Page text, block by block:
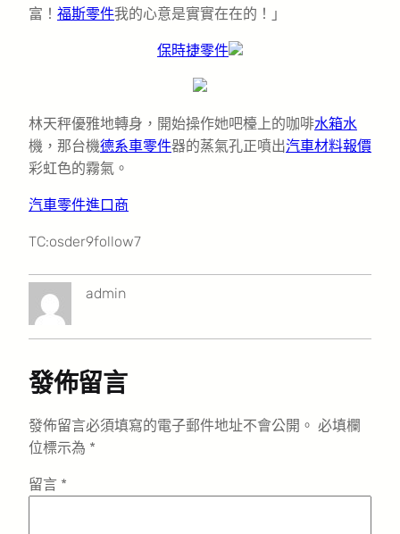
富！ 福斯零件我的心意是實實在在的！」
保時捷零件
林天秤優雅地轉身，開始操作她吧檯上的咖啡水箱水
機，那台機德系車零件器的蒸氣孔正噴出汽車材料報價
彩虹色的霧氣。
汽車零件進口商
TC:osder9follow7
admin
發佈留言
發佈留言必須填寫的電子郵件地址不會公開。 必填欄
位標示為 *
留言 *